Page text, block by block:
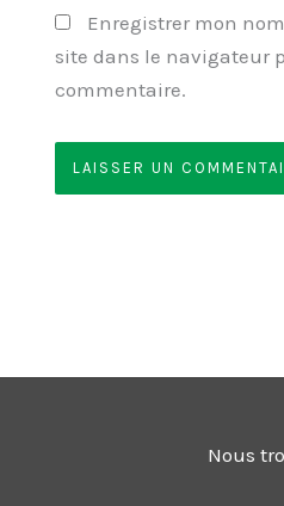
Enregistrer mon
site dans le navigateur
commentaire.
Nous